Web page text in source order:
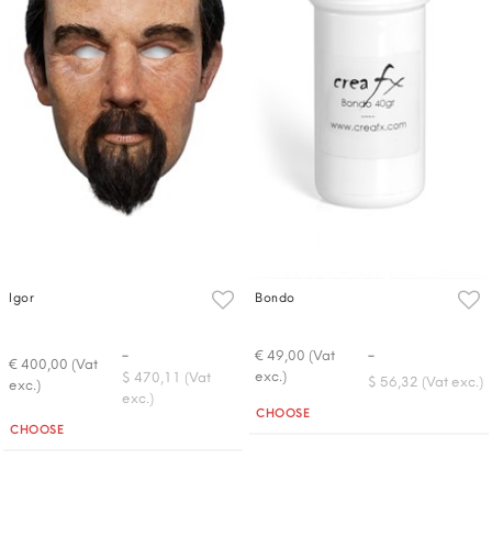
Igor
€ 400,00 (Vat
exc.)
-
$ 470,11 (Vat
exc.)
Quantità
CHOOSE
Bondo
€ 49,00 (Vat
exc.)
-
$ 56,32 (Vat exc.)
Quantità
CHOOSE